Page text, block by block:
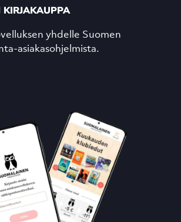
yhdelle Suomen
asiakasohjelmista.